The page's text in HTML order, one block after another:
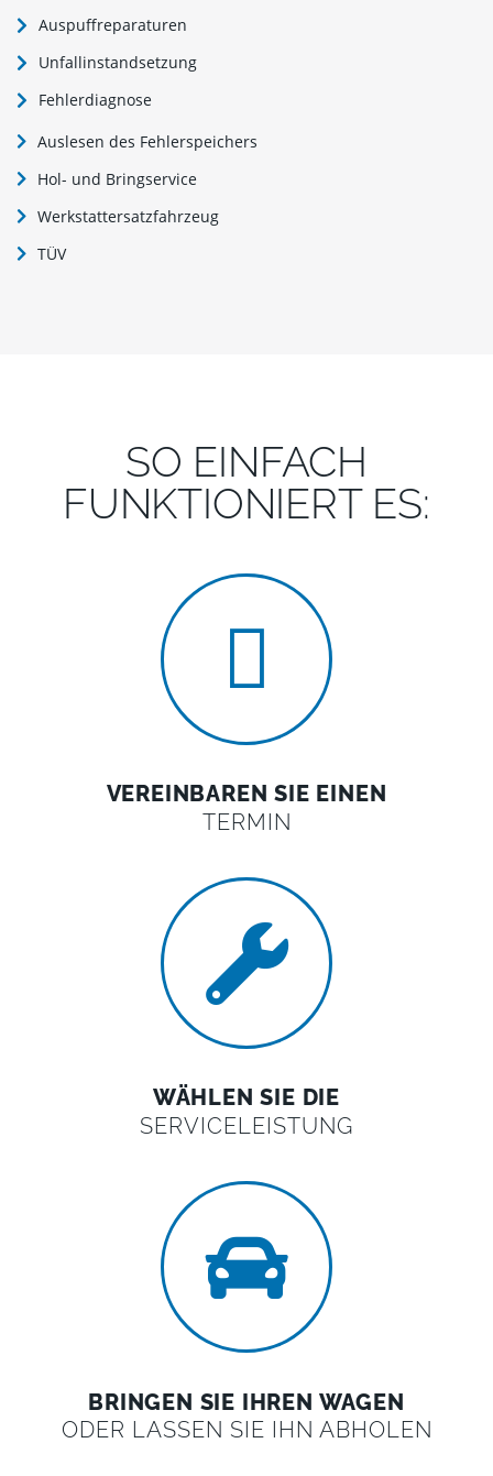
Auspuffreparaturen
Unfallinstandsetzung
Fehlerdiagnose
Auslesen des Fehlerspeichers
Hol- und Bringservice
Werkstattersatzfahrzeug
TÜV
SO EINFACH
FUNKTIONIERT ES:
VEREINBAREN SIE EINEN
TERMIN
WÄHLEN SIE DIE
SERVICELEISTUNG
BRINGEN SIE IHREN WAGEN
ODER LASSEN SIE IHN ABHOLEN